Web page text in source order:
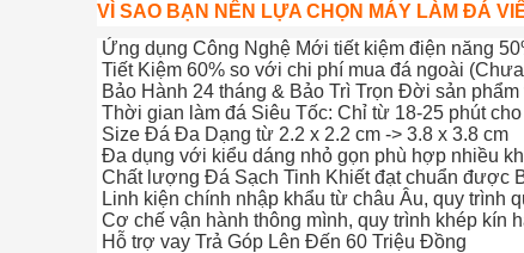
VÌ SAO BẠN NÊN LỰA CHỌN MÁY LÀM ĐÁ
Ứng dụng Công Nghệ Mới tiết kiệm điện năng
Tiết Kiệm 60% so với chi phí mua đá ngoài
Bảo Hành 24 tháng & Bảo Trì Trọn Đời sản
Thời gian làm đá Siêu Tốc: Chỉ từ 18-25 phút
Size Đá Đa Dạng từ 2.2 x 2.2 cm -> 3.8 x 3.8 cm
Đa dụng với kiểu dáng nhỏ gọn phù hợp nhiều
Chất lượng Đá Sạch Tinh Khiết đạt chuẩn được
Linh kiện chính nhập khẩu từ châu Âu, quy trình
Cơ chế vận hành thông mình, quy trình khép kín
Hỗ trợ vay Trả Góp Lên Đến 60 Triệu Đồng